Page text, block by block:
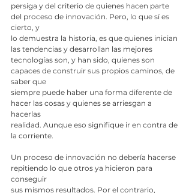
persiga y del criterio de quienes hacen parte
del proceso de innovación. Pero, lo que sí es
cierto, y
lo demuestra la historia, es que quienes inician
las tendencias y desarrollan las mejores
tecnologías son, y han sido, quienes son
capaces de construir sus propios caminos, de
saber que
siempre puede haber una forma diferente de
hacer las cosas y quienes se arriesgan a
hacerlas
realidad. Aunque eso signifique ir en contra de
la corriente.
Un proceso de innovación no debería hacerse
repitiendo lo que otros ya hicieron para
conseguir
sus mismos resultados. Por el contrario,